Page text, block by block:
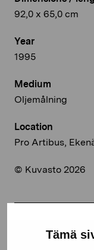
Tämä
92,0 x 65,0 cm
Year
1995
Medium
Oljemålning
Location
Pro Artibus,
© Kuvasto 2026